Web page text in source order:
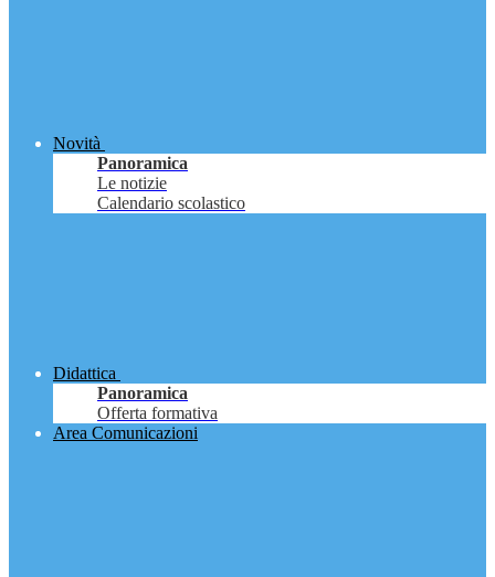
Novità
Panoramica
Le notizie
Calendario scolastico
Didattica
Panoramica
Offerta formativa
Area Comunicazioni